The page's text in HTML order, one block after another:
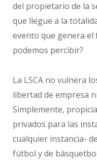
del propietario de la
que llegue a la
evento que genera
podemos percibir?
La LSCA no vulnera
libertad de empresa
Simplemente,
privados para las
cualquier instancia-
fútbol y de